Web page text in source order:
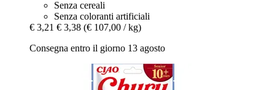
Senza cereali
Senza coloranti artificiali
€ 3,21 € 3,38 (€ 107,00 / kg)
Consegna entro il giorno 13 agosto